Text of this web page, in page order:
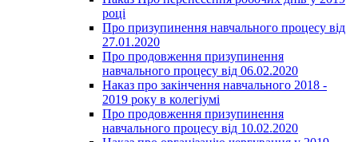
році
Про призупинення навчального процесу від
27.01.2020
Про продовження призупинення
навчального процесу від 06.02.2020
Наказ про закінчення навчального 2018 -
2019 року в колегіумі
Про продовження призупинення
навчального процесу від 10.02.2020